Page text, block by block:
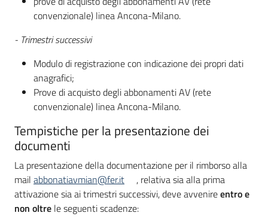
convenzionale) linea Ancona-Milano.
- Trimestri successivi
Modulo di registrazione con indicazione dei propri dati
anagrafici;
Prove di acquisto degli abbonamenti AV (rete
convenzionale) linea Ancona-Milano.
Tempistiche per la presentazione dei
documenti
La presentazione della documentazione per il rimborso alla
mail abbonatiavmian@fer.it
, relativa sia alla prima
attivazione sia ai trimestri successivi, deve avvenireentro e
non oltre le seguenti scadenze: